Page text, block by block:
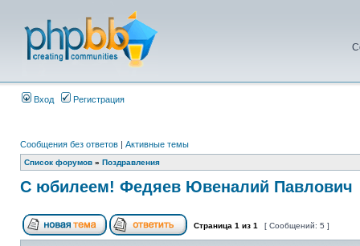
Вход Регистрация
Сообщения без ответов | Активные темы
Список форумов » Поздравления
С юбилеем! Федяев Ювеналий Павлович
Страница 1 из 1 [ Сообщений: 5 ]